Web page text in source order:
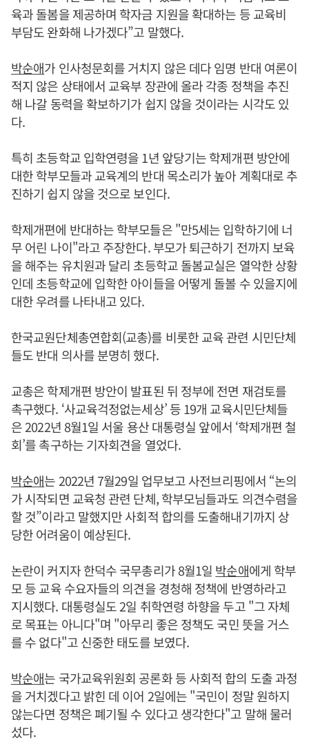
육과 돌봄을 제공하며 학자금 지원을 확대하는 등 교육비
부담도 완화해 나가겠다”고 말했다.
박순애가 인사청문회를 거치지 않은 데다 임명 반대 여론이
적지 않은 상태에서 교육부 장관에 올라 각종 정책을 추진
해 나갈 동력을 확보하기가 쉽지 않을 것이라는 시각도 있
다.
특히 초등학교 입학연령을 1년 앞당기는 학제개편 방안에
대한 학부모들과 교육계의 반대 목소리가 높아 계획대로 추
진하기 쉽지 않을 것으로 보인다.
학제개편에 반대하는 학부모들은 "만5세는 입학하기에 너
무 어린 나이"라고 주장한다. 부모가 퇴근하기 전까지 보육
을 해주는 유치원과 달리 초등학교 돌봄교실은 열악한 상황
인데 초등학교에 입학한 아이들을 어떻게 돌볼 수 있을지에
대한 우려를 나타내고 있다.
한국교원단체총연합회(교총)를 비롯한 교육 관련 시민단체
들도 반대 의사를 분명히 했다.
교총은 학제개편 방안이 발표된 뒤 정부에 전면 재검토를
촉구했다. ‘사교육걱정없는세상’ 등 19개 교육시민단체들
은 2022년 8월1일 서울 용산 대통령실 앞에서 ‘학제개편 철
회’를 촉구하는 기자회견을 열었다.
박순애는 2022년 7월29일 업무보고 사전브리핑에서 “논의
가 시작되면 교육청 관련 단체, 학부모님들과도 의견수렴을
할 것”이라고 말했지만 사회적 합의를 도출해내기까지 상
당한 어려움이 예상된다.
논란이 커지자 한덕수 국무총리가 8월1일 박순애에게 학부
모 등 교육 수요자들의 의견을 경청해 정책에 반영하라고
지시했다. 대통령실도 2일 취학연령 하향을 두고 "그 자체
로 목표는 아니다"며 "아무리 좋은 정책도 국민 뜻을 거스
를 수 없다"고 신중한 태도를 보였다.
박순애는 국가교육위원회 공론화 등 사회적 합의 도출 과정
을 거치겠다고 밝힌 데 이어 2일에는 "국민이 정말 원하지
않는다면 정책은 폐기될 수 있다고 생각한다"고 말해 물러
섰다.